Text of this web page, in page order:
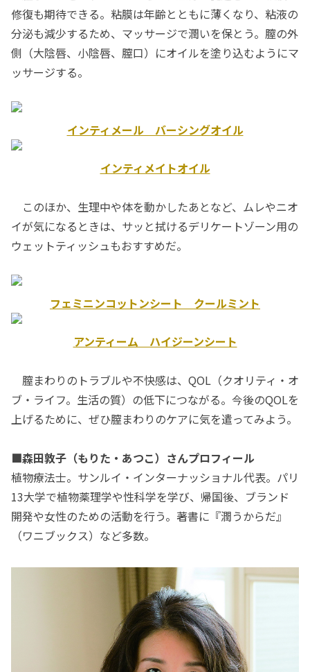
修復も期待できる。粘膜は年齢とともに薄くなり、粘液の
分泌も減少するため、マッサージで潤いを保とう。膣の外
側（大陰唇、小陰唇、膣口）にオイルを塗り込むようにマ
ッサージする。
インティメール バーシングオイル
インティメイトオイル
このほか、生理中や体を動かしたあとなど、ムレやニオ
イが気になるときは、サッと拭けるデリケートゾーン用の
ウェットティッシュもおすすめだ。
フェミニンコットンシート クールミント
アンティーム ハイジーンシート
膣まわりのトラブルや不快感は、QOL（クオリティ・オ
ブ・ライフ。生活の質）の低下につながる。今後のQOLを
上げるために、ぜひ膣まわりのケアに気を遣ってみよう。
■森田敦子（もりた・あつこ）さんプロフィール
植物療法士。サンルイ・インターナッショナル代表。パリ
13大学で植物薬理学や性科学を学び、帰国後、ブランド
開発や女性のための活動を行う。著書に『潤うからだ』
（ワニブックス）など多数。